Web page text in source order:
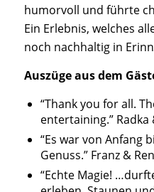
humorvoll und führte
Ein Erlebnis, welches
noch nachhaltig in
Auszüge aus dem
“Thank you for all.
entertaining.” Radka
“Es war von Anfang
Genuss.” Franz &
“Echte Magie!